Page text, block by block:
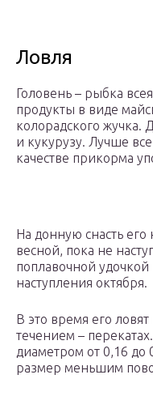
Ловля
Головень – рыбка
продукты в виде
колорадского жучка.
и кукурузу. Лучше
качестве прикорма
На донную снасть
весной, пока не
поплавочной удочкой
наступления октября.
В это время его
течением –
диаметром от 0,16
размер меньшим